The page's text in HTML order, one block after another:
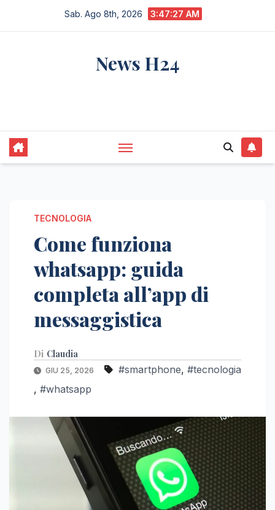
Sab. Ago 8th, 2026 3:47:28 AM
News H24
TECNOLOGIA
Come funziona
whatsapp: guida
completa all’app di
messaggistica
Di Claudia
GIU 25, 2026 #smartphone, #tecnologia
, #whatsapp